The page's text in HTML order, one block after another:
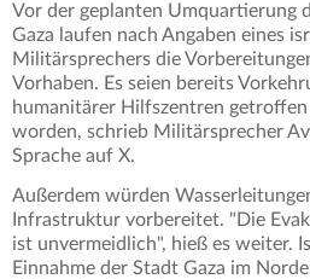
Vor der geplanten Umquartierung
Gaza laufen nach Angaben eines
Militärsprechers die
Vorhaben. Es seien bereits
humanitärer Hilfszentren
worden, schrieb Militärsprecher
Sprache auf X.
Außerdem würden
Infrastruktur vorbereitet. "Die
ist unvermeidlich", hieß es weiter.
Einnahme der Stadt Gaza im